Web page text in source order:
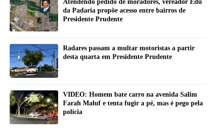
Atendendo pedido de moradores, vereador Edu
da Padaria propõe acesso entre bairros de
Presidente Prudente
Radares passam a multar motoristas a partir
desta quarta em Presidente Prudente
VIDEO: Homem bate carro na avenida Salim
Farah Maluf e tenta fugir a pé, mas é pego pela
polícia